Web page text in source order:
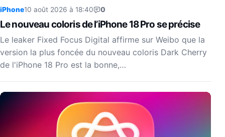
iPhone10 août 2026 à 18:40 0
Le nouveau coloris de l’iPhone 18 Pro se précise
Le leaker Fixed Focus Digital affirme sur Weibo que la
version la plus foncée du nouveau coloris Dark Cherry
de l'iPhone 18 Pro est la bonne,…